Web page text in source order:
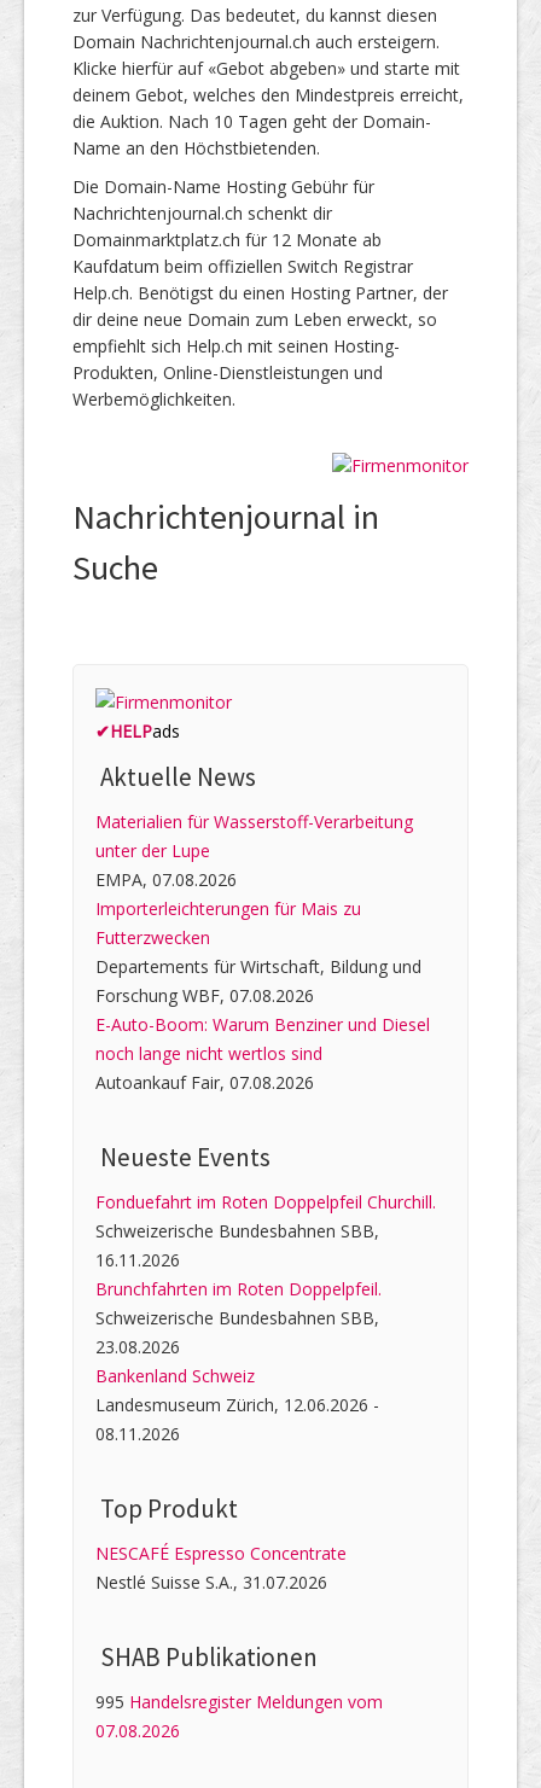
zur Verfügung. Das bedeutet, du kannst diesen
Domain Nachrichtenjournal.ch auch ersteigern.
Klicke hierfür auf «Gebot abgeben» und starte mit
deinem Gebot, welches den Mindestpreis erreicht,
die Auktion. Nach 10 Tagen geht der Domain-
Name an den Höchstbietenden.
Die Domain-Name Hosting Gebühr für
Nachrichtenjournal.ch schenkt dir
Domainmarktplatz.ch für 12 Monate ab
Kaufdatum beim offiziellen Switch Registrar
Help.ch. Benötigst du einen Hosting Partner, der
dir deine neue Domain zum Leben erweckt, so
empfiehlt sich Help.ch mit seinen Hosting-
Produkten, Online-Dienstleistungen und
Werbemöglichkeiten.
Nachrichtenjournal in
Suche
✔HELPads
Aktuelle News
Materialien für Wasserstoff-Verarbeitung
unter der Lupe
EMPA, 07.08.2026
Importerleichterungen für Mais zu
Futterzwecken
Departements für Wirtschaft, Bildung und
Forschung WBF, 07.08.2026
E-Auto-Boom: Warum Benziner und Diesel
noch lange nicht wertlos sind
Autoankauf Fair, 07.08.2026
Neueste Events
Fonduefahrt im Roten Doppelpfeil Churchill.
Schweizerische Bundesbahnen SBB,
16.11.2026
Brunchfahrten im Roten Doppelpfeil.
Schweizerische Bundesbahnen SBB,
23.08.2026
Bankenland Schweiz
Landesmuseum Zürich, 12.06.2026 -
08.11.2026
Top Produkt
NESCAFÉ Espresso Concentrate
Nestlé Suisse S.A., 31.07.2026
SHAB Publi­kati­onen
995 Handelsregister Meldungen vom
07.08.2026